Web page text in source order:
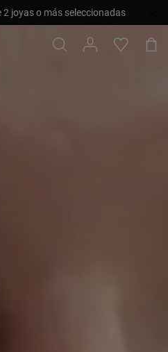
joyas o más seleccionadas